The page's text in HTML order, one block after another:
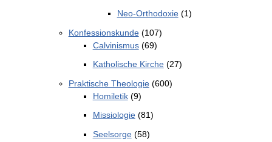
Neo-Orthodoxie(1)
Konfessionskunde(107)
Calvinismus(69)
Katholische Kirche(27)
Praktische Theologie(600)
Homiletik(9)
Missiologie(81)
Seelsorge(58)